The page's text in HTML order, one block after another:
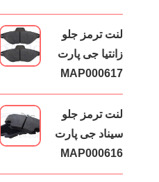
لنت ترمز جلو
زانتیا جی پارت
MAP000617
لنت ترمز جلو
سیناد جی پارت
MAP000616